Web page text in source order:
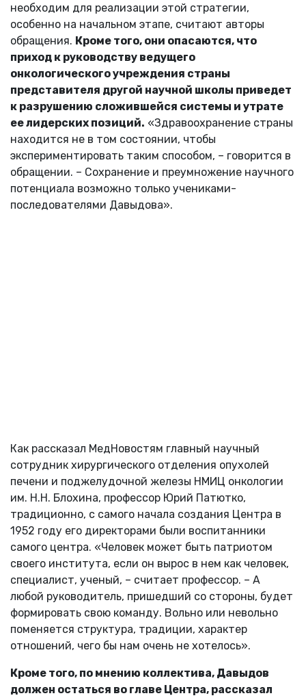
необходим для реализации этой стратегии,
особенно на начальном этапе, считают авторы
обращения. Кроме того, они опасаются, что
приход к руководству ведущего
онкологического учреждения страны
представителя другой научной школы приведет
к разрушению сложившейся системы и утрате
ее лидерских позиций. «Здравоохранение страны
находится не в том состоянии, чтобы
экспериментировать таким способом, – говорится в
обращении. – Сохранение и преумножение научного
потенциала возможно только учениками-
последователями Давыдова».
Как рассказал МедНовостям главный научный
сотрудник хирургического отделения опухолей
печени и поджелудочной железы НМИЦ онкологии
им. Н.Н. Блохина, профессор Юрий Патютко,
традиционно, с самого начала создания Центра в
1952 году его директорами были воспитанники
самого центра. «Человек может быть патриотом
своего института, если он вырос в нем как человек,
специалист, ученый, – считает профессор. – А
любой руководитель, пришедший со стороны, будет
формировать свою команду. Вольно или невольно
поменяется структура, традиции, характер
отношений, чего бы нам очень не хотелось».
Кроме того, по мнению коллектива, Давыдов
должен остаться во главе Центра, рассказал